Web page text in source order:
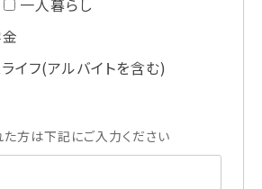
一人暮らし
イフ(アルバイトを含む)
方は下記にご入力ください